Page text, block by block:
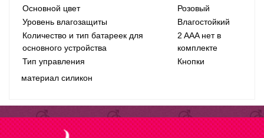
Основной цвет
Розовый
Уровень влагозащиты
Влагостойкий
Количество и тип батареек для
основного устройства
2 AAA нет в
комплекте
Тип управления
Кнопки
материал силикон